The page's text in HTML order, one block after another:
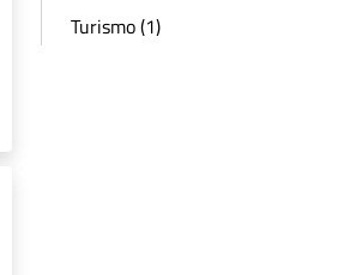
Turismo (1)